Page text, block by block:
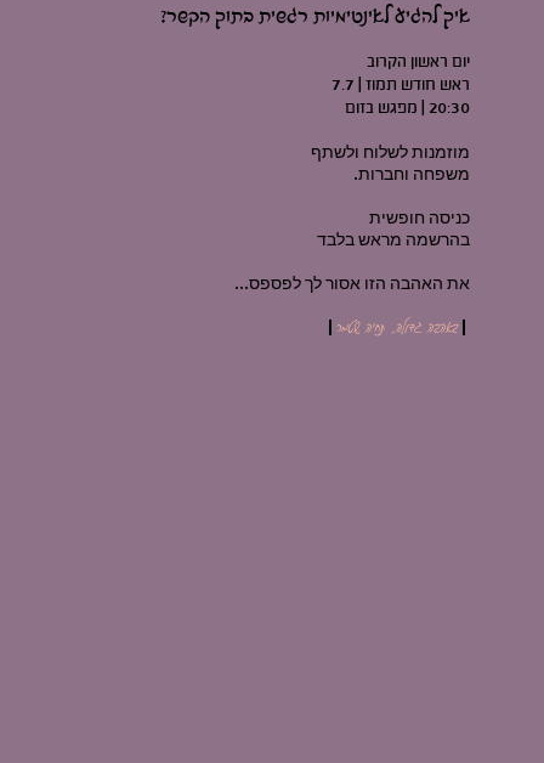
איך להגיע לאינטימיות רגשית בתוך הקשר?
יום ראשון הקרוב
ראש חודש תמוז |
20:30
| מפגש בזום
מוזמנות לשלוח ולשתף
משפחה וחברות.
כניסה חופשית
בהרשמה מראש בלבד
את האהבה הזו אסור לך לפספס...
|באהבה גדולה, תחיה שטמר |